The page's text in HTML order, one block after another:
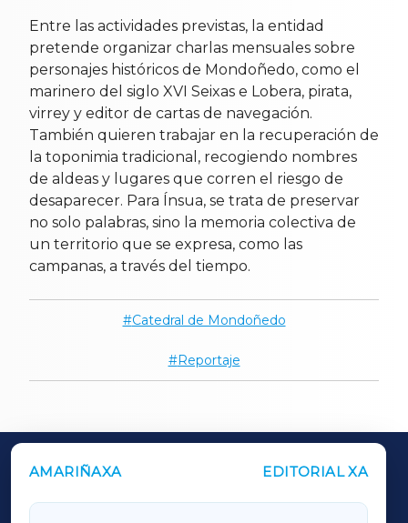
Entre las actividades previstas, la entidad
pretende organizar charlas mensuales sobre
personajes históricos de Mondoñedo, como el
marinero del siglo XVI Seixas e Lobera, pirata,
virrey y editor de cartas de navegación.
También quieren trabajar en la recuperación de
la toponimia tradicional, recogiendo nombres
de aldeas y lugares que corren el riesgo de
desaparecer. Para Ínsua, se trata de preservar
no solo palabras, sino la memoria colectiva de
un territorio que se expresa, como las
campanas, a través del tiempo.
Catedral de Mondoñedo
Reportaje
AMARIÑAXA EDITORIAL XA
OUTROS PERIÓDICOS